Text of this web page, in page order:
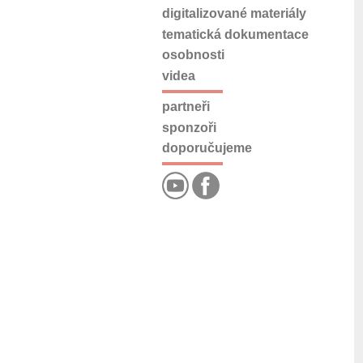
digitalizované materiály
tematická dokumentace
osobnosti
videa
partneři
sponzoři
doporučujeme